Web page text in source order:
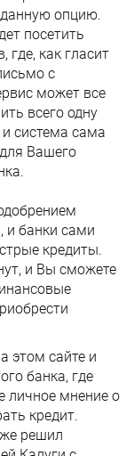
опцию.
посетить
где, как гласит
с
может все
всего одну
и система сама
Вашего
и банки сами
кредиты.
и Вы сможете
этом сайте и
банка, где
личное мнение о
кредит.
решил